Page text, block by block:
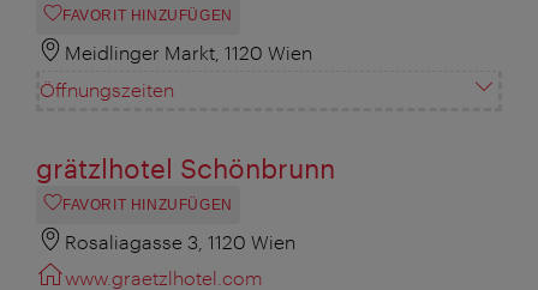
FAVORIT HINZUFÜGEN
Meidlinger Markt, 1120 Wien
Öffnungszeiten
grätzlhotel Schönbrunn
FAVORIT HINZUFÜGEN
Rosaliagasse 3, 1120 Wien
www.graetzlhotel.com